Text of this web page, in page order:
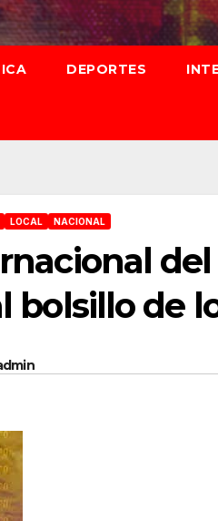
DEPORTES
LOCAL NACIONAL
bolsillo de